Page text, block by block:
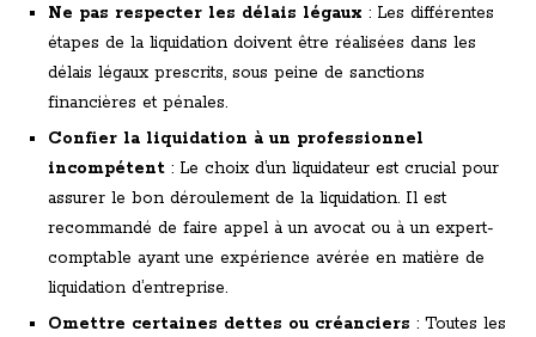
Ne pas respecter les délais légaux : Les différentes
étapes de la liquidation doivent être réalisées dans les
délais légaux prescrits, sous peine de sanctions
financières et pénales.
Confier la liquidation à un professionnel
incompétent : Le choix d’un liquidateur est crucial pour
assurer le bon déroulement de la liquidation. Il est
recommandé de faire appel à un avocat ou à un expert-
comptable ayant une expérience avérée en matière de
liquidation d’entreprise.
Omettre certaines dettes ou créanciers : Toutes les